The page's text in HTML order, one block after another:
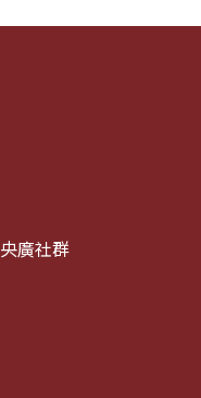
央廣社群